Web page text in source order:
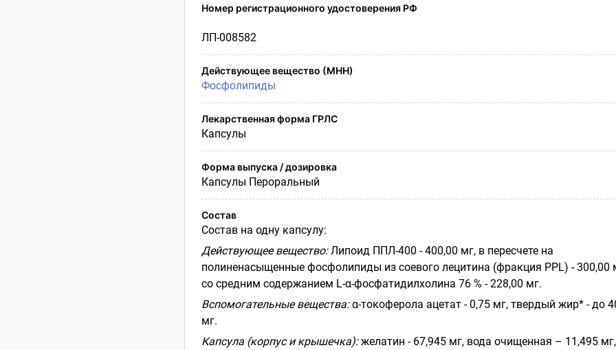
Номер регистрационного удостоверения РФ
ЛП-008582
Действующее вещество (МНН)
Фосфолипиды
Лекарственная форма ГРЛС
Капсулы
Форма выпуска / дозировка
Капсулы Пероральный
Состав
Состав на одну капсулу:
Действующее вещество:Липоид ППЛ-400 - 400,00 мг, в пересчете на
полиненасыщенные фосфолипиды из соевого лецитина (фракция PPL) - 300,00
со средним содержанием L-α-фосфатидилхолина 76 % - 228,00 мг.
Вспомогательные вещества:α-токоферола ацетат - 0,75 мг, твердый жир* - до
мг.
Капсула (корпус и крышечка):желатин - 67,945 мг, вода очищенная – 11,495 мг,